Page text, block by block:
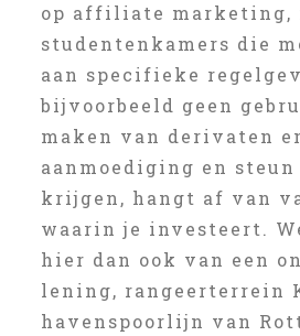
op affiliate marketing,
studentenkamers die
aan specifieke
bijvoorbeeld geen
maken van derivaten
aanmoediging en
krijgen, hangt af van
waarin je investeert.
hier dan ook van een
lening, rangeerterrein
havenspoorlijn van